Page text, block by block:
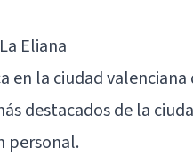
Eliana
en la ciudad
destacados de la
personal.